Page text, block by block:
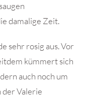
damalige Zeit.
sehr rosig aus. Vor
kümmert sich
auch noch um
der Valerie